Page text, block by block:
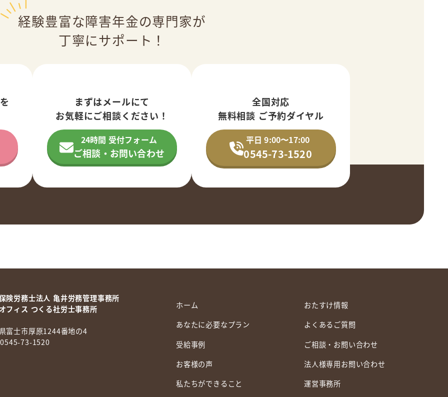
経験豊富な障害年金の専門家が
丁寧にサポート！
まずはメールにて
お気軽にご相談ください！
24時間 受付フォーム
ご相談・お問い合わせ
全国対応
無料相談 ご予約ダイヤル
平日 9:00〜17:00
0545-73-1520
険労務士法人 亀井労務管理事務所
フィス つくる社労士事務所
富士市厚原1244番地の4
73-1520
ホーム
あなたに必要なプラン
受給事例
お客様の声
私たちができること
おたすけ情報
よくあるご質問
ご相談・お問い合わせ
法人様専用お問い合わせ
運営事務所